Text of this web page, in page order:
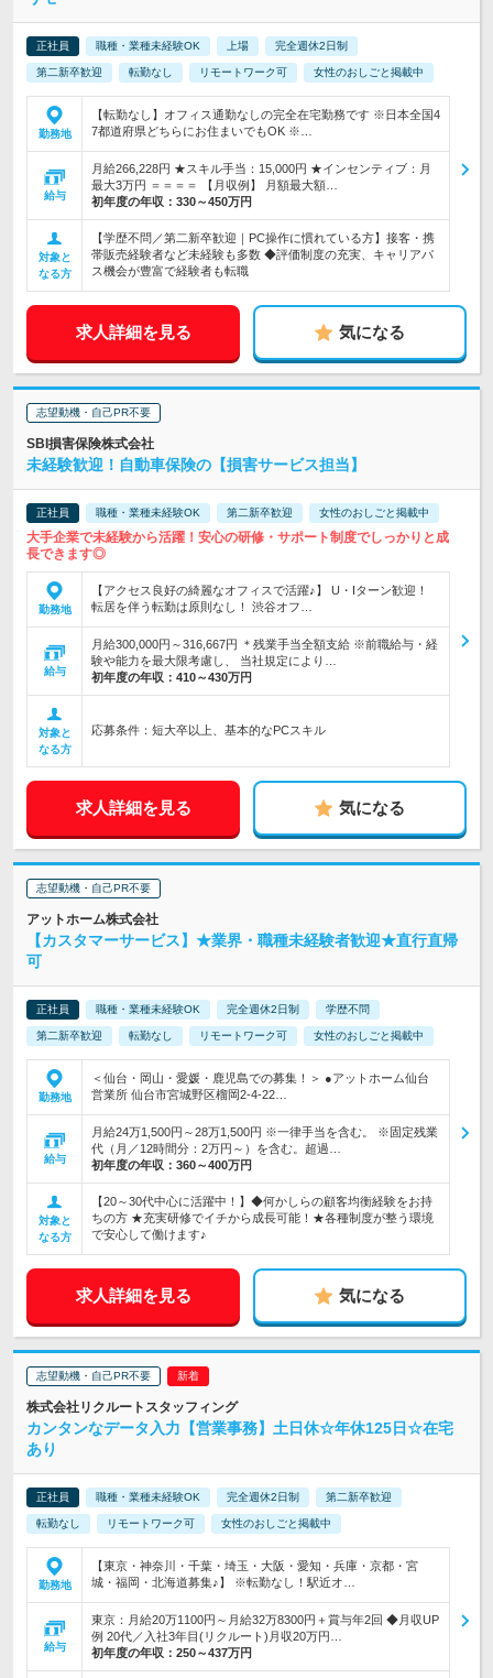
正社員 職種・業種未経験OK 上場 完全週休2日制
第二新卒歓迎 転勤なし リモートワーク可 女性のおしごと掲載中
勤務地
【転勤なし】オフィス通勤なしの完全在宅勤務です ※日本全国4
7都道府県どちらにお住まいでもOK ※…
給与
月給266,228円 ★スキル手当：15,000円 ★インセンティブ：月
最大3万円 ＝＝＝＝ 【月収例】 月額最大額…
初年度の年収： 330～450万円
対象と
なる方
【学歴不問／第二新卒歓迎｜PC操作に慣れている方】接客・携
帯販売経験者など未経験も多数 ◆評価制度の充実、キャリアパ
ス機会が豊富で経験者も転職
求人詳細を見る 気になる
志望動機・自己PR不要
SBI損害保険株式会社
未経験歓迎！自動車保険の【損害サービス担当】
正社員 職種・業種未経験OK 第二新卒歓迎 女性のおしごと掲載中
大手企業で未経験から活躍！安心の研修・サポート制度でしっかりと成
長できます◎
勤務地
【アクセス良好の綺麗なオフィスで活躍♪】 U・Iターン歓迎！
転居を伴う転勤は原則なし！ 渋谷オフ…
給与
月給300,000円～316,667円 ＊残業手当全額支給 ※前職給与・経
験や能力を最大限考慮し、 当社規定により…
初年度の年収： 410～430万円
対象と
なる方
応募条件：短大卒以上、基本的なPCスキル
求人詳細を見る 気になる
志望動機・自己PR不要
アットホーム株式会社
【カスタマーサービス】★業界・職種未経験者歓迎★直行直帰
可
正社員 職種・業種未経験OK 完全週休2日制 学歴不問
第二新卒歓迎 転勤なし リモートワーク可 女性のおしごと掲載中
勤務地
＜仙台・岡山・愛媛・鹿児島での募集！＞ ●アットホーム仙台
営業所 仙台市宮城野区榴岡2-4-22…
給与
月給24万1,500円～28万1,500円 ※一律手当を含む。 ※固定残業
代（月／12時間分：2万円～）を含む。超過…
初年度の年収： 360～400万円
対象と
なる方
【20～30代中心に活躍中！】◆何かしらの顧客均衡経験をお持
ちの方 ★充実研修でイチから成長可能！★各種制度が整う環境
で安心して働けます♪
求人詳細を見る 気になる
志望動機・自己PR不要
株式会社リクルートスタッフィング
カンタンなデータ入力【営業事務】土日休☆年休125日☆在宅
あり
正社員 職種・業種未経験OK 完全週休2日制 第二新卒歓迎
転勤なし リモートワーク可 女性のおしごと掲載中
勤務地
【東京・神奈川・千葉・埼玉・大阪・愛知・兵庫・京都・宮
城・福岡・北海道募集♪】 ※転勤なし！駅近オ…
給与
東京：月給20万1100円～月給32万8300円＋賞与年2回 ◆月収UP
例 20代／入社3年目(リクルート)月収20万円…
初年度の年収： 250～437万円